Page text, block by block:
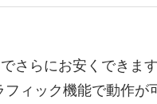
さらにお安くできま
ィック機能で動作